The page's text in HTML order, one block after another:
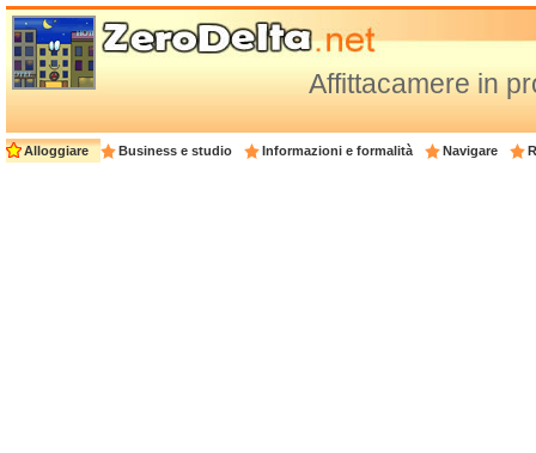
Affittacamere in
Alloggiare Business e studio Informazioni e formalità Navigare